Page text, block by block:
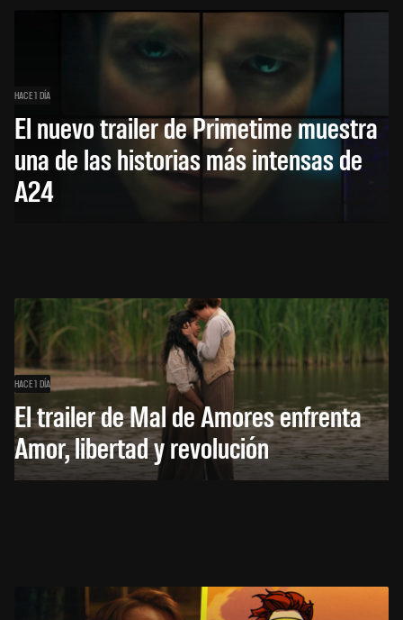
HACE 1 DÍA
El nuevo trailer de Primetime muestra
una de las historias más intensas de
A24
HACE 1 DÍA
El trailer de Mal de Amores enfrenta
Amor, libertad y revolución